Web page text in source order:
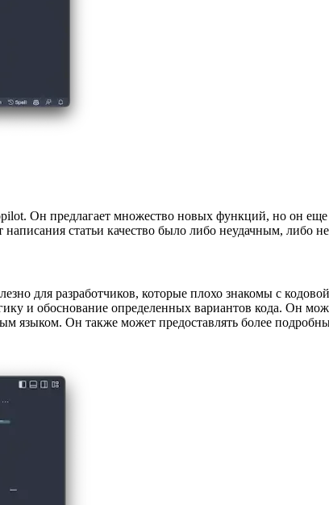
Он предлагает множество новых функций, но он еще
статьи качество было либо неудачным, либо
для разработчиков, которые плохо знакомы с кодовой
и обоснование определенных вариантов кода. Он